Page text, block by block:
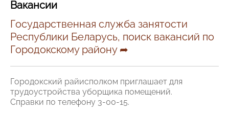
Вакансии
Государственная служба занятости
Республики Беларусь, поиск вакансий по
Городокскому району ➦
Городокский райисполком приглашает для
трудоустройства уборщика помещений.
Справки по телефону 3-00-15.